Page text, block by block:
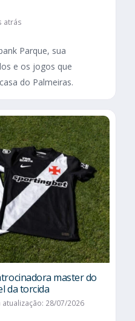
atrás
Parque, sua
e os jogos que
do Palmeiras.
master do
da torcida
atualização: 28/07/2026